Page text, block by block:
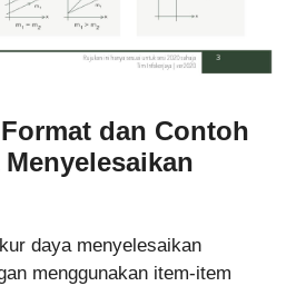
dan Contoh
daya menyelesaikan
menggunakan item-item